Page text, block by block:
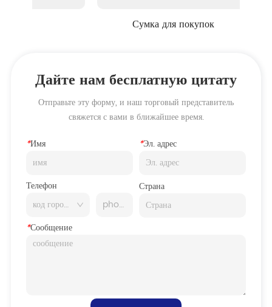
Сумка для покупок
Дайте нам бесплатную цитату
Отправьте эту форму, и наш торговый представитель
свяжется с вами в ближайшее время.
*Имя *Эл. адрес
Телефон Страна
*Сообщение